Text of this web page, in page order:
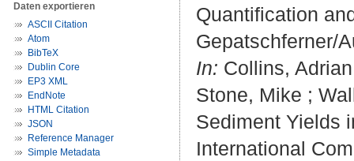
Daten exportieren
ASCII Citation
Atom
BibTeX
Dublin Core
EP3 XML
EndNote
HTML Citation
JSON
Reference Manager
Simple Metadata
Quantification
Gepatschferner/
In: Collins,
Stone, Mike ;
Sediment Yields
International